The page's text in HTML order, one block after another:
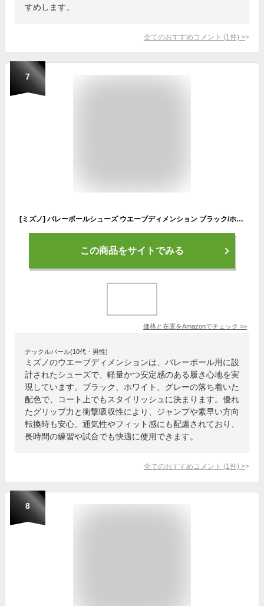
すめします。
全てのおすすめコメント (1 件) >
7
[ミズノ] バレーボールシューズ ウエーブディメンション ブラック/ホワイト/グレー 26.5 cm 2.5E
この商品をサイトでみる
価格と在庫をAmazonでチェック >>
ナックルバール(10代・男性)
ミズノのウエーブディメンションは、バレーボール用に設
計されたシューズで、軽量かつ安定感のある履き心地を実
現しています。ブラック、ホワイト、グレーの落ち着いた
配色で、コート上でもスタイリッシュに決まります。優れ
たグリップ力と衝撃吸収性により、ジャンプや素早い方向
転換時も安心。通気性やフィット感にも配慮されており、
長時間の練習や試合でも快適に使用できます。
全てのおすすめコメント (1 件) >
8